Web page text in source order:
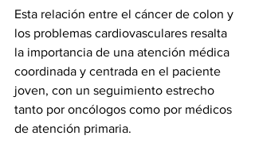
Esta relación entre el cáncer de colon y
los problemas cardiovasculares resalta
la importancia de una atención médica
coordinada y centrada en el paciente
joven, con un seguimiento estrecho
tanto por oncólogos como por médicos
de atención primaria.